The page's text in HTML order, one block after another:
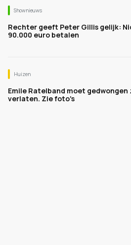
Shownieuws
Rechter geeft Peter Gillis gelijk:
90.000 euro betalen
Huizen
Emile Ratelband moet
verlaten. Zie foto's